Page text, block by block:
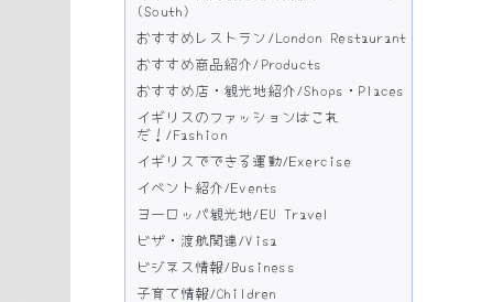
(South)
おすすめレストラン/London Restaurant
おすすめ商品紹介/Products
おすすめ店・観光地紹介/Shops・Places
イギリスのファッションはこれ
だ！/Fashion
イギリスでできる運動/Exercise
イベント紹介/Events
ヨーロッパ観光地/EU Travel
ビザ・渡航関連/Visa
ビジネス情報/Business
子育て情報/Children